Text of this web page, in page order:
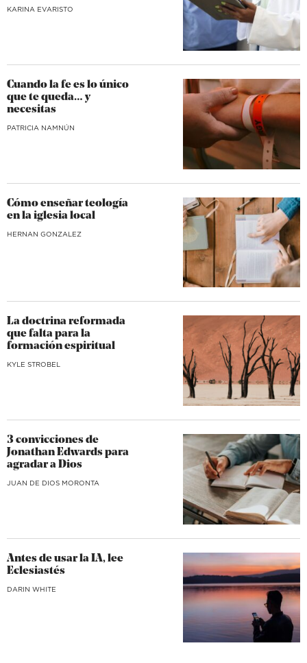
KARINA EVARISTO
Cuando la fe es lo único
que te queda… y
necesitas
​PATRICIA NAMNÚN
Cómo enseñar teología
en la iglesia local
HERNAN GONZALEZ
La doctrina reformada
que falta para la
formación espiritual
KYLE STROBEL
3 convicciones de
Jonathan Edwards para
agradar a Dios
JUAN DE DIOS MORONTA
Antes de usar la IA, lee
Eclesiastés
DARIN WHITE